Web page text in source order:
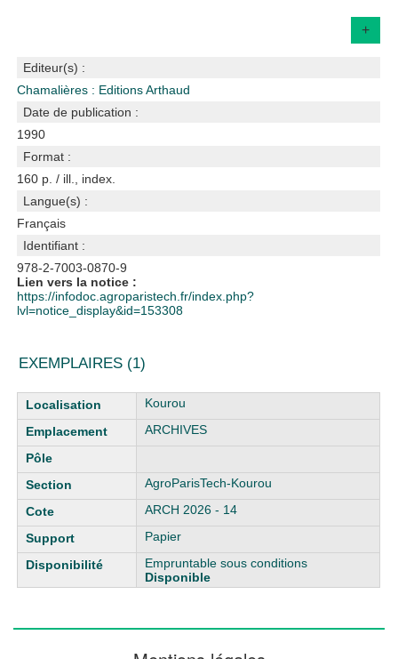
+
Editeur(s) :
Chamalières : Editions Arthaud
Date de publication :
1990
Format :
160 p. / ill., index.
Langue(s) :
Français
Identifiant :
978-2-7003-0870-9
Lien vers la notice :
https://infodoc.agroparistech.fr/index.php?
lvl=notice_display&id=153308
EXEMPLAIRES (1)
Liste des exemplaires
Kourou
ARCHIVES
AgroParisTech-Kourou
ARCH 2026 - 14
Papier
Empruntable sous conditions
Disponible